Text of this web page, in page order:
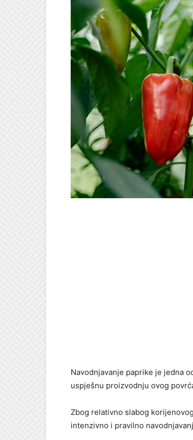
Navodnjavanje paprike je jedna
uspješnu proizvodnju ovog
Zbog relativno slabog
intenzivno i pravilno